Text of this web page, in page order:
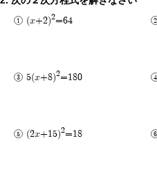
(x+2)2=64
5(x+8)2=180
(2x+15)2=18